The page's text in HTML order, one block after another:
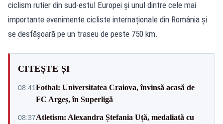
ciclism rutier din sud-estul Europei și unul dintre cele mai
importante evenimente cicliste internaționale din România și
se desfășoară pe un traseu de peste 750 km.
CITEȘTE ȘI
08:41Fotbal: Universitatea Craiova, învinsă acasă de
FC Argeș, în Superligă
08:37Atletism: Alexandra Ștefania Uță, medaliată cu